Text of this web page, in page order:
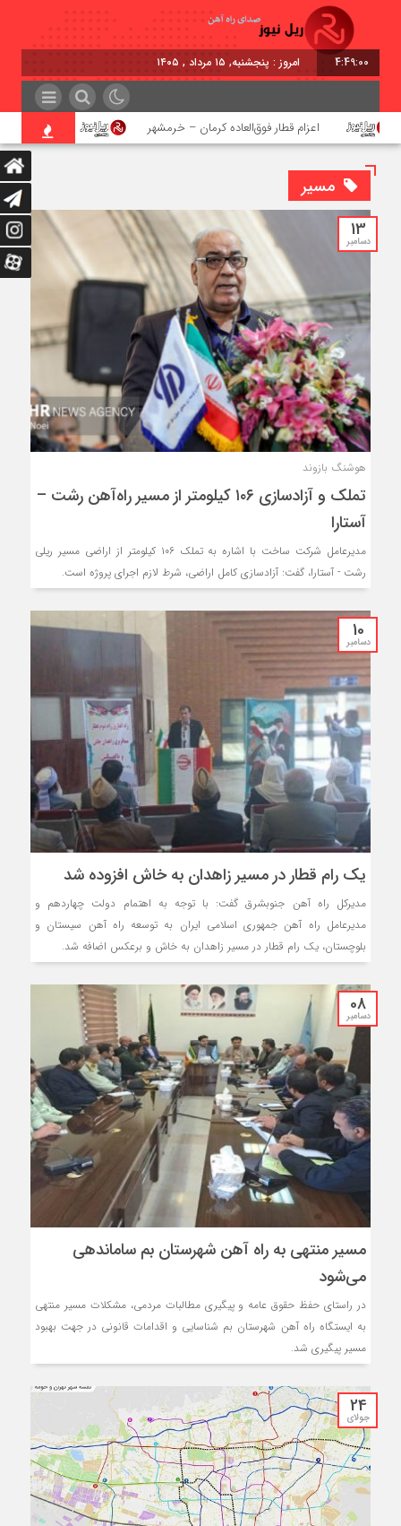
4:49:02 برابر با : Thursday - 6 August - 2026
اعزام قطار فوق‌العاده کرمان – خرمشهر اجرای پروژه احداث
مسیر
13
دسامبر
هوشنگ بازوند
تملک و آزادسازی ۱۰۶ کیلومتر از مسیر راه‌آهن رشت –
آستارا
مدیرعامل شرکت ساخت با اشاره به تملک ۱۰۶ کیلومتر از اراضی مسیر ریلی
رشت - آستارا، گفت: آزادسازی کامل اراضی، شرط لازم اجرای پروژه است.
10
دسامبر
یک رام قطار در مسیر زاهدان به خاش افزوده شد
مدیرکل راه آهن جنوبشرق گفت: با توجه به اهتمام دولت چهاردهم و
مدیرعامل راه آهن جمهوری اسلامی ایران به توسعه راه آهن سیستان و
بلوچستان، یک رام قطار در مسیر زاهدان به خاش و برعکس اضافه شد.
08
دسامبر
مسیر منتهی به راه آهن شهرستان بم ساماندهی
می‌شود
در راستای حفظ حقوق عامه و پیگیری مطالبات مردمی، مشکلات مسیر منتهی
به ایستگاه راه آهن شهرستان بم شناسایی و اقدامات قانونی در جهت بهبود
مسیر پیگیری شد.
24
جولای